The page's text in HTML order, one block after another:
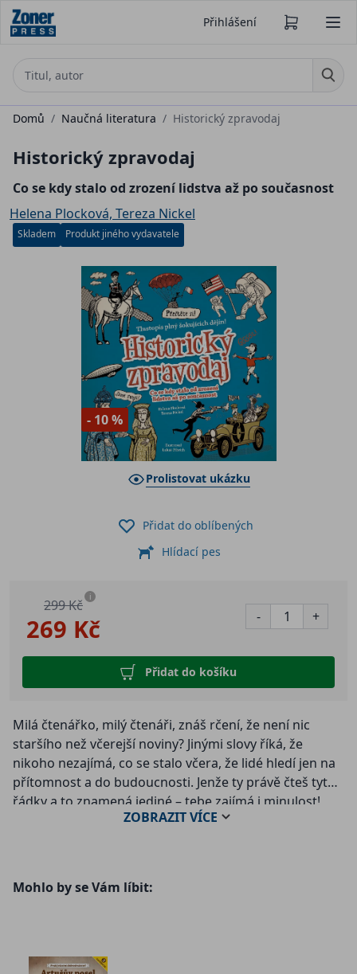
Přihlášení
Domů / Naučná literatura / Historický zpravodaj
Historický zpravodaj
Co se kdy stalo od zrození lidstva až po současnost
Helena Plocková, Tereza Nickel
Skladem Produkt jiného vydavatele
- 10 %
Prolistovat ukázku
269 Kč
299 Kč i
- +
Přidat do košíku
Přidat do oblíbených
Hlídací pes
Milá čtenářko, milý čtenáři, znáš rčení, že není nic
staršího než včerejší noviny? Jinými slovy říká, že
nikoho nezajímá, co se stalo včera, že lidé hledí jen na
přítomnost a do budoucnosti. Jenže ty právě čteš tyto
řádky a to znamená jediné – tebe zajímá i minulost!
Pochopitelně ne minulost stará jeden den, ale desítky,
událostech, které se kdysi dávno odehrály v české
kotlině i v různých koutech světa. O událostech z
událostech veselých i tragických, známých i
ZOBRAZITVÍCE
Mohlo by se Vám líbit: